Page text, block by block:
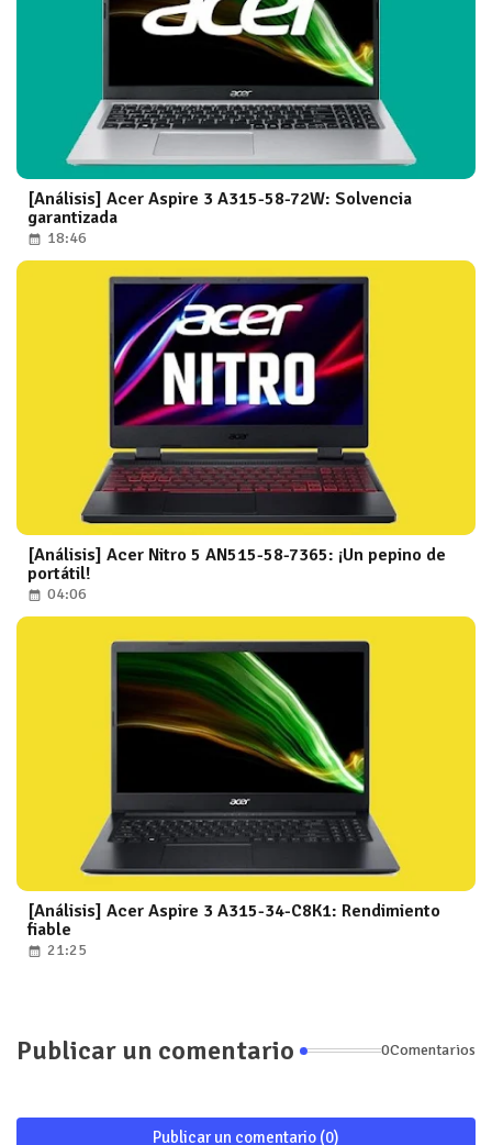
[Análisis] Acer Aspire 3 A315-58-72W: Solvencia
garantizada
18:46
[Análisis] Acer Nitro 5 AN515-58-7365: ¡Un pepino de
portátil!
04:06
[Análisis] Acer Aspire 3 A315-34-C8K1: Rendimiento
fiable
21:25
Publicar un comentario 0Comentarios
Publicar un comentario (0)